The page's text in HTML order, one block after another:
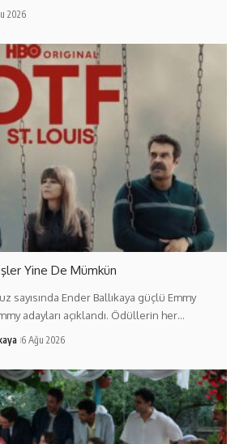
2026
Yine De Mümkün
sayısında Ender Ballıkaya güçlü Emmy
adayları açıklandı. Ödüllerin her…
6 Ağu 2026